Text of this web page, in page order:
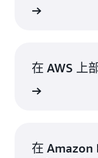
在 AWS 上
在 Amazon